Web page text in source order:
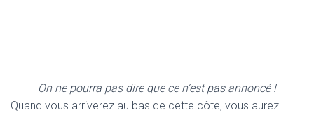
On ne pourra pas dire que ce n’est pas annoncé !
Quand vous arriverez au bas de cette côte, vous aurez